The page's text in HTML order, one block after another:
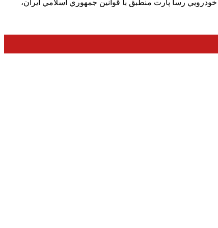
رسا پارت منطبق با قوانين جمهوري اسلامي ايران،